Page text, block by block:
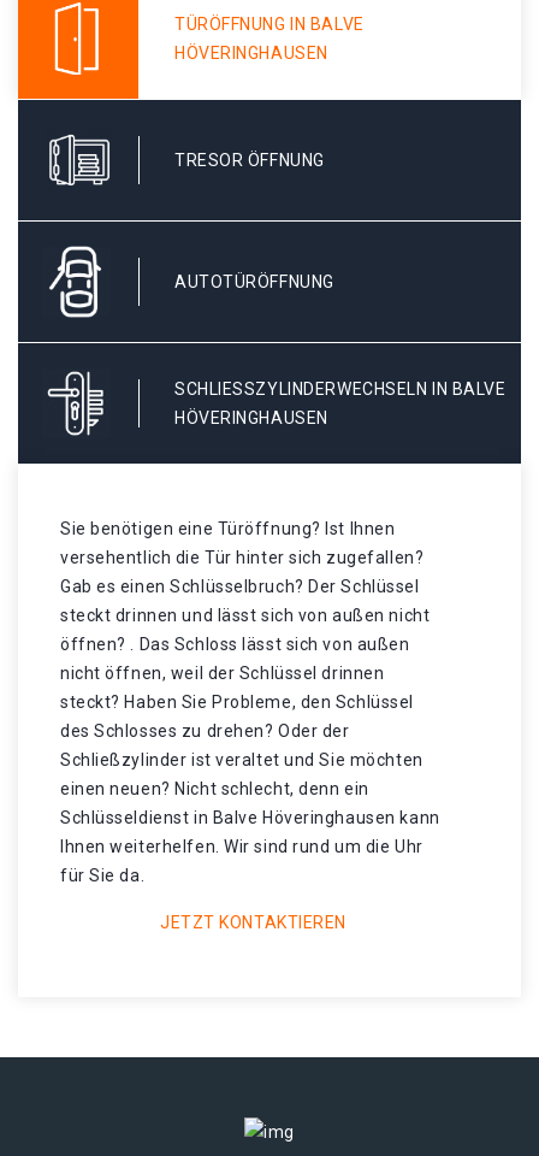
TÜRÖFFNUNG IN BALVE
HÖVERINGHAUSEN
TRESOR ÖFFNUNG
AUTOTÜRÖFFNUNG
SCHLIESSZYLINDERWECHSELN IN BALVE H
ÖVERINGHAUSEN
Sie benötigen eine Türöffnung? Ist Ihnen
versehentlich die Tür hinter sich zugefallen?
Gab es einen Schlüsselbruch? Der Schlüssel
steckt drinnen und lässt sich von außen nicht
öffnen? . Das Schloss lässt sich von außen
nicht öffnen, weil der Schlüssel drinnen
steckt? Haben Sie Probleme, den Schlüssel
des Schlosses zu drehen? Oder der
Schließzylinder ist veraltet und Sie möchten
einen neuen? Nicht schlecht, denn ein
Schlüsseldienst in Balve Höveringhausen kann
Ihnen weiterhelfen. Wir sind rund um die Uhr
für Sie da.
JETZT KONTAKTIEREN